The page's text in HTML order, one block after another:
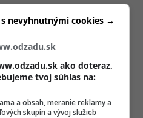
ako doteraz,
tvoj súhlas na:
a obsah, meranie reklamy a
skupín a vývoj služieb
nevyhnutnými cookies →